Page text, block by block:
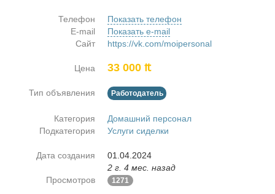
Телефон
Показать телефон
E-mail
Показать e-mail
Сайт
https://vk.com/moipersonal
Цена 33 000 ₶
Тип объявления Работодатель
Категория
Домашний персонал
Подкатегория
Услуги сиделки
Дата создания
01.04.2024
2 г. 4 мес. назад
Просмотров
1271